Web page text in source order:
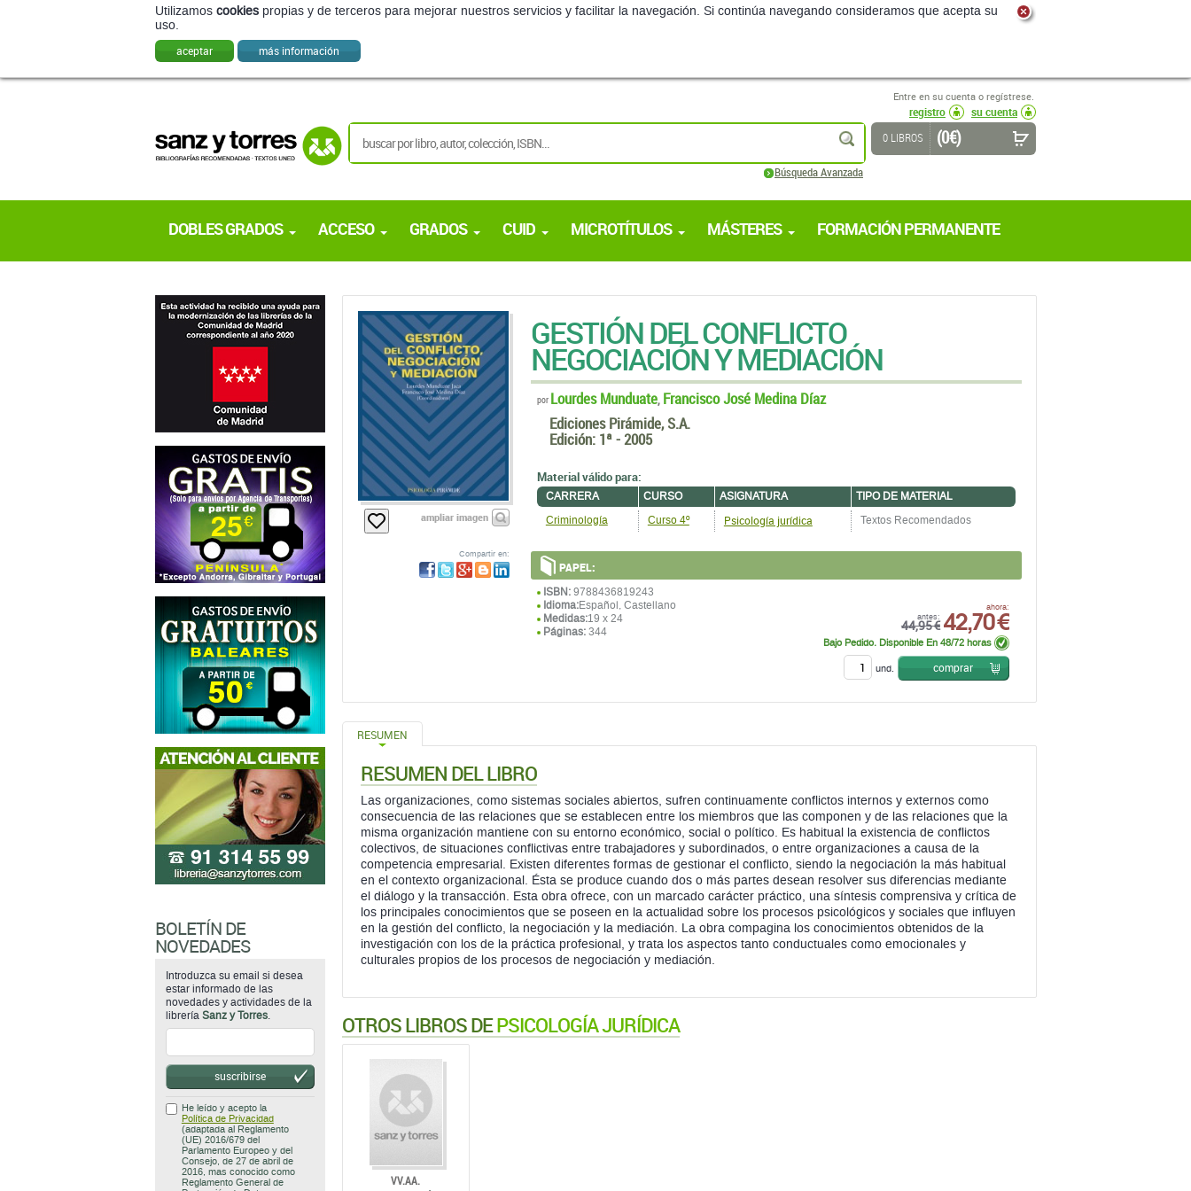
Utilizamos cookies propias y de terceros para mejorar nuestros servicios y facilitar la navegación. Si continúa navegando consideramos que acepta su
uso.
aceptar más información
Entre en su cuenta o regístrese.
registro
su cuenta
buscar
Búsqueda Avanzada
0 LIBROS (0 €)
DOBLES GRADOS ACCESO GRADOS CUID MICROTÍTULOS MÁSTERES FORMACIÓN PERMANENTE
GESTIÓN DEL CONFLICTO
NEGOCIACIÓN Y MEDIACIÓN
ampliar imagen
Compartir en:
por Lourdes Munduate, Francisco José Medina Díaz
Ediciones Pirámide, S.A.
Edición: 1ª - 2005
Material válido para:
CARRERA CURSO ASIGNATURA
TIPO DE MATERIAL
Criminología
Curso 4º Psicología jurídica Textos Recomendados
PAPEL:
ISBN:9788436819243
Idioma:Español, Castellano
Medidas:19 x 24
Páginas:344
antes:
44,95 €
ahora:
42,70 €
Bajo Pedido. Disponible En 48/72 horas
und. comprar
RESUMEN
RESUMEN DEL LIBRO
Las organizaciones, como sistemas sociales abiertos, sufren continuamente conflictos internos y externos como
consecuencia de las relaciones que se establecen entre los miembros que las componen y de las relaciones que la
misma organización mantiene con su entorno económico, social o político. Es habitual la existencia de conflictos
colectivos, de situaciones conflictivas entre trabajadores y subordinados, o entre organizaciones a causa de la
competencia empresarial. Existen diferentes formas de gestionar el conflicto, siendo la negociación la más habitual
en el contexto organizacional. Ésta se produce cuando dos o más partes desean resolver sus diferencias mediante
el diálogo y la transacción. Esta obra ofrece, con un marcado carácter práctico, una síntesis comprensiva y crítica de
los principales conocimientos que se poseen en la actualidad sobre los procesos psicológicos y sociales que influyen
en la gestión del conflicto, la negociación y la mediación. La obra compagina los conocimientos obtenidos de la
investigación con los de la práctica profesional, y trata los aspectos tanto conductuales como emocionales y
culturales propios de los procesos de negociación y mediación.
OTROS LIBROS DEPSICOLOGÍA JURÍDICA
VV.AA.
BOLETÍN DE
NOVEDADES
Introduzca su email si desea
estar informado de las
novedades y actividades de la
librería Sanz y Torres.
suscribirse
He leído y acepto la
Política de Privacidad
(adaptada al Reglamento
(UE) 2016/679 del
Parlamento Europeo y del
Consejo, de 27 de abril de
2016, mas conocido como
Reglamento General de